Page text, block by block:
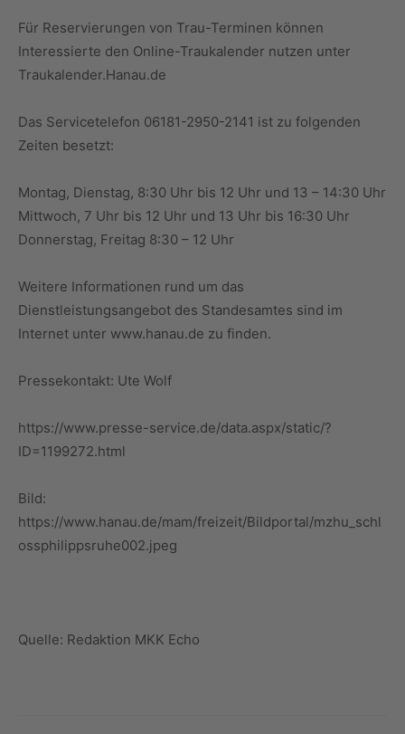
Für Reservierungen von Trau-Terminen können
Interessierte den Online-Traukalender nutzen unter
Traukalender.Hanau.de
Das Servicetelefon 06181-2950-2141 ist zu folgenden
Zeiten besetzt:
Montag, Dienstag, 8:30 Uhr bis 12 Uhr und 13 – 14:30 Uhr
Mittwoch, 7 Uhr bis 12 Uhr und 13 Uhr bis 16:30 Uhr
Donnerstag, Freitag 8:30 – 12 Uhr
Weitere Informationen rund um das
Dienstleistungsangebot des Standesamtes sind im
Internet unter www.hanau.de zu finden.
Pressekontakt: Ute Wolf
https://www.presse-service.de/data.aspx/static/?
ID=1199272.html
Bild:
https://www.hanau.de/mam/freizeit/Bildportal/mzhu_schl
ossphilippsruhe002.jpeg
Quelle: Redaktion MKK Echo